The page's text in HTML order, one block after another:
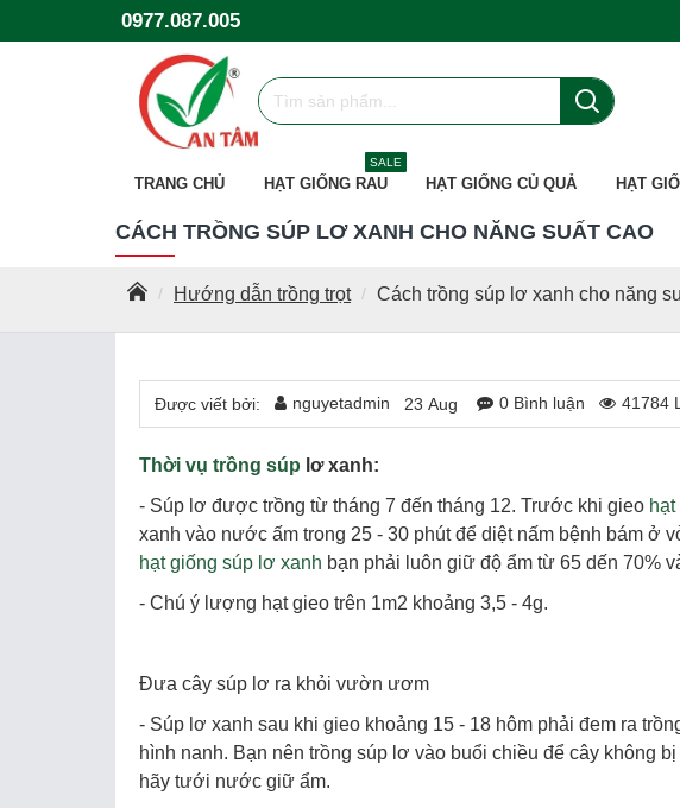
0977.087.005
TRANG CHỦ HẠT GIỐNG RAU
SALE
HẠT GIỐNG CỦ QUẢ HẠT
Hướng dẫn trồng trọt Cách trồng súp lơ xanh cho năng
CÁCH TRỒNG SÚP LƠ XANH CHO NĂNG SUẤT CAO
Được viết bởi: nguyetadmin 23 Aug 0 Bình luận 41784
Thời vụ trồng súp lơ xanh:
- Súp lơ được trồng từ tháng 7 đến tháng 12. Trước khi gieo
xanh vào nước ấm trong 25 - 30 phút để diệt nấm bệnh bám ở
hạt giống súp lơ xanh bạn phải luôn giữ độ ẩm từ 65 dến 70%
- Chú ý lượng hạt gieo trên 1m2 khoảng 3,5 - 4g.
Đưa cây súp lơ ra khỏi vườn ươm
- Súp lơ xanh sau khi gieo khoảng 15 - 18 hôm phải đem ra
hình nanh. Bạn nên trồng súp lơ vào buổi chiều để cây không
hãy tưới nước giữ ẩm.